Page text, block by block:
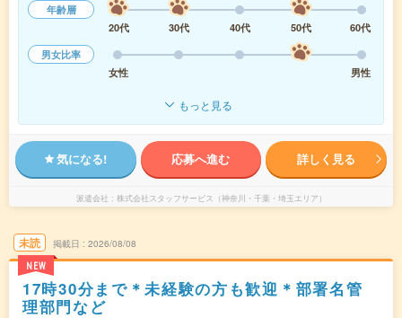
年齢層
20代
30代 40代 50代
60代
男女比率
女性
男性
もっと見る
気になる! 応募へ進む 詳しく見る
派遣会社 株式会社スタッフサービス（神奈川・千葉・埼玉エリア）
未読
NEW
掲載日 2026/08/08
17時30分まで＊未経験の方も歓迎＊部署名管
理部門など